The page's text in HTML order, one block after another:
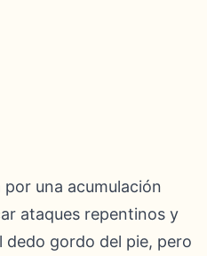
una acumulación
ataques repentinos y
dedo gordo del pie, pero